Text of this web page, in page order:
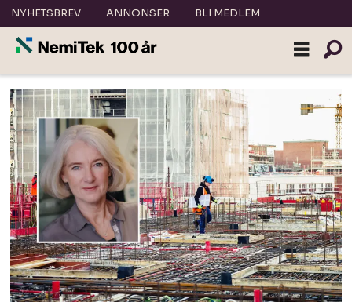
NYHETSBREV ANNONSER BLI MEDLEM
Tag:
råvarepris